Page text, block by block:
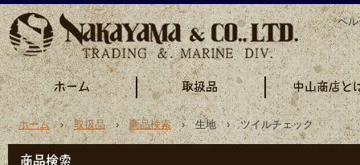
ペ
ホーム›取扱品›商品検索› 生地 › ツイルチェック